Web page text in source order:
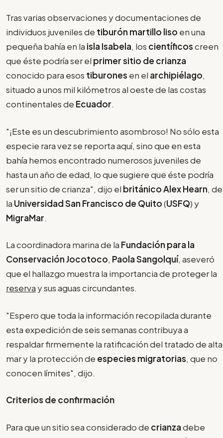
Tras varias observaciones y documentaciones de
individuos juveniles de tiburón martillo liso en una
pequeña bahía en la isla Isabela, los científicoscreen
que éste podría ser el primersitio de crianza
conocido para esos tiburones en el archipiélago,
situado a unos mil kilómetros al oeste de las costas
continentales de Ecuador.
"¡Este es un descubrimiento asombroso! No sólo esta
especie rara vez se reporta aquí, sino que en esta
bahía hemos encontrado numerosos juveniles de
hasta un año de edad, lo que sugiere que éste podría
ser un sitio de crianza", dijo el británico Alex Hearn, de
la Universidad San Francisco de Quito(USFQ) y
MigraMar.
La coordinadora marina de la Fundación para la
Conservación Jocotoco, Paola Sangolquí, aseveró
que el hallazgo muestra la importancia de proteger la
reserva y sus aguas circundantes.
"Espero que toda la información recopilada durante
esta expedición de seis semanas contribuya a
respaldar firmemente la ratificación del tratado de alta
mar y la protección de especies migratorias, que no
conocen límites", dijo.
Criterios de confirmación
Para que un sitio sea considerado de crianzadebe